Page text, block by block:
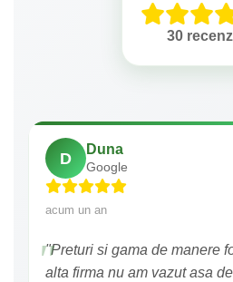
30
D
Duna
Google
acum un an
"Preturi si gama de manere
alta firma nu am vazut asa